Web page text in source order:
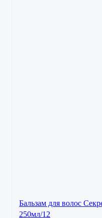
Бальзам для волос
250мл/12